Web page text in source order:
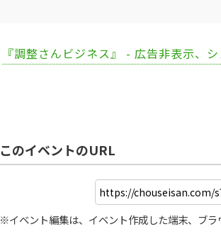
『調整さんビジネス』 - 広告非表示、
このイベントのURL
※イベント編集は、イベント作成した端末、ブラ